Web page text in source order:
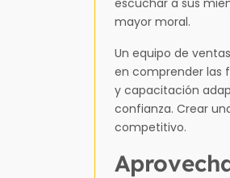
mayor moral.
Un equipo de
en comprender las
y capacitación
confianza. Crear
competitivo.